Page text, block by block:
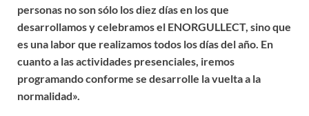
personas no son sólo los diez días en los que
desarrollamos y celebramos el ENORGULLECT, sino que
es una labor que realizamos todos los días del año. En
cuanto a las actividades presenciales, iremos
programando conforme se desarrolle la vuelta a la
normalidad».